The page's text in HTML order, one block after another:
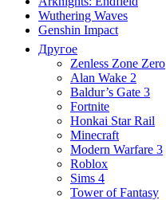
Wuthering Waves
Genshin Impact
Другое
Zenless Zone Zero
Alan Wake 2
Baldur’s Gate 3
Fortnite
Honkai Star Rail
Minecraft
Modern Warfare 3
Roblox
Sims 4
Tower of Fantasy